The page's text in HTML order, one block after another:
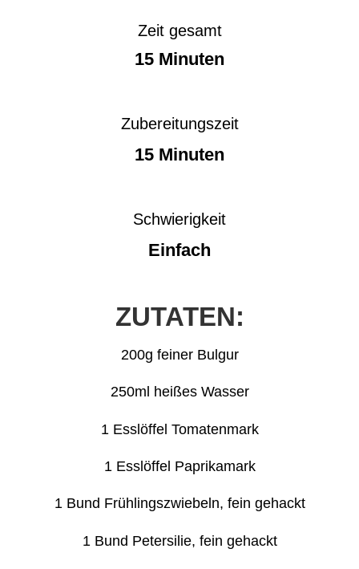
Zeit gesamt
15 Minuten
Zubereitungszeit
15 Minuten
Schwierigkeit
Einfach
ZUTATEN:
200g feiner Bulgur
250ml heißes Wasser
1 Esslöffel Tomatenmark
1 Esslöffel Paprikamark
1 Bund Frühlingszwiebeln, fein gehackt
1 Bund Petersilie, fein gehackt